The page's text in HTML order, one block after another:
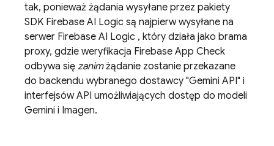
tak, ponieważ żądania wysyłane przez pakiety
SDK Firebase AI Logic są najpierw wysyłane na
serwer Firebase AI Logic , który działa jako brama
proxy, gdzie weryfikacja Firebase App Check
odbywa się zanimżądanie zostanie przekazane
do backendu wybranego dostawcy "Gemini API" i
interfejsów API umożliwiających dostęp do modeli
Gemini i Imagen.